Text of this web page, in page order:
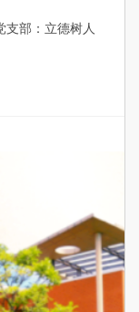
支部：立德树人